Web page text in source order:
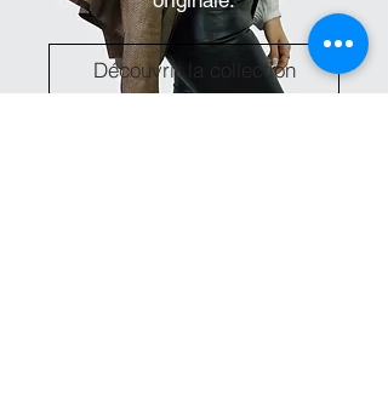
Découvrir la collection